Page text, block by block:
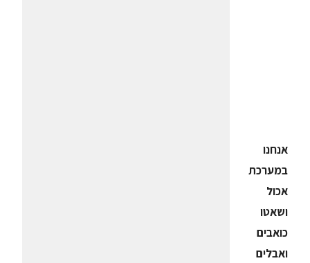
אנחנו
במערכת
אכול
ושאטו
כואבים
ואבלים